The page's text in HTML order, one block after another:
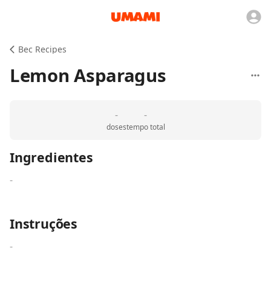
Bec Recipes
Lemon Asparagus
-
doses
-
tempo total
Ingredientes
-
Instruções
-